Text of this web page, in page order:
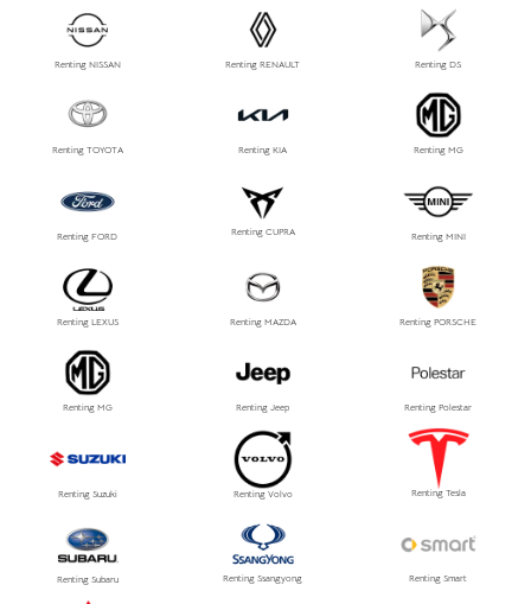
Renting NISSAN Renting RENAULT Renting DS
Renting TOYOTA Renting KIA Renting MG
Renting FORD Renting CUPRA Renting MINI
Renting LEXUS Renting MAZDA Renting PORSCHE
Renting MG Renting Jeep Renting Polestar
Renting Suzuki Renting Volvo Renting Tesla
Renting Subaru Renting Ssangyong Renting Smart